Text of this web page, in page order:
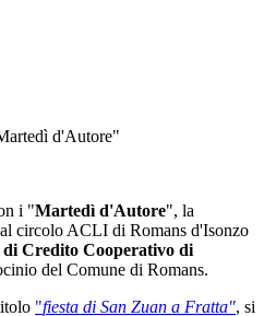
d'Autore"
i "Martedì d'Autore", la
circolo ACLI di Romans d'Isonzo
di Credito Cooperativo di
del Comune di Romans.
"fiesta di San Zuan a Fratta", si